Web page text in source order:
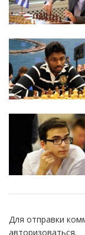
Для отправки
авторизоваться.